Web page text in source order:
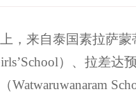
，来自泰国素拉萨蒙
）、拉差达
Watwaruwanaram